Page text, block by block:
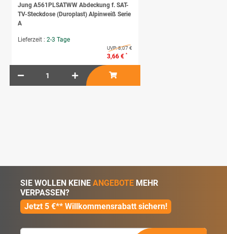
Jung A561PLSATWW Abdeckung f. SAT-
TV-Steckdose (Duroplast) Alpinweiß Serie
A
Lieferzeit : 2-3 Tage
UVP:8,07 €
3,66 € *
SIE WOLLEN KEINE ANGEBOTE MEHR
VERPASSEN?
Jetzt 5 €** Willkommensrabatt sichern!